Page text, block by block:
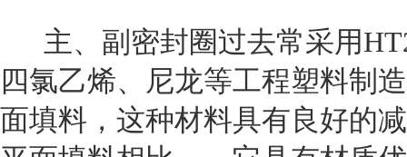
主、副密封圈过去常采用
四氯乙烯、尼龙等工程塑料制
面填料，这种材料具有良好的